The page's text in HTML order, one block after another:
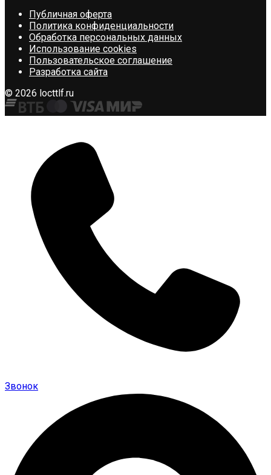
Публичная оферта
Политика конфиденциальности
Обработка персональных данных
Использование cookies
Пользовательское соглашение
Разработка сайта
© 2026 locttlf.ru
Звонок